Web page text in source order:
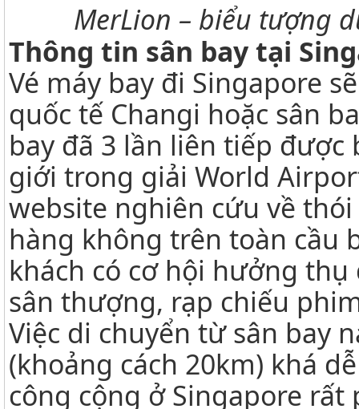
MerLion – biểu tượng
Thông tin sân bay tại
Vé máy bay đi Singapore
quốc tế Changi hoặc sân
bay đã 3 lần liên tiếp
giới trong giải World
website nghiên cứu về
hàng không trên toàn cầu
khách có cơ hội hưởng
sân thượng, rạp chiếu
Việc di chuyển từ sân bay
(khoảng cách 20km) khá
công cộng ở Singapore